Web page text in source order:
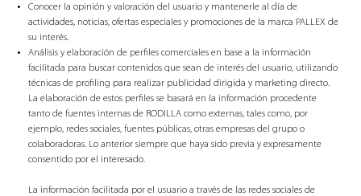
Conocer la opinión y valoración del usuario y mantenerle al día de
actividades, noticias, ofertas especiales y promociones de la marca PALLEX de
su interés.
Análisis y elaboración de perfiles comerciales en base a la información
facilitada para buscar contenidos que sean de interés del usuario, utilizando
técnicas de profiling para realizar publicidad dirigida y marketing directo.
La elaboración de estos perfiles se basará en la información procedente
tanto de fuentes internas de RODILLA como externas, tales como, por
ejemplo, redes sociales, fuentes públicas, otras empresas del grupo o
colaboradoras. Lo anterior siempre que haya sido previa y expresamente
consentido por el interesado.
La información facilitada por el usuario a través de las redes sociales de